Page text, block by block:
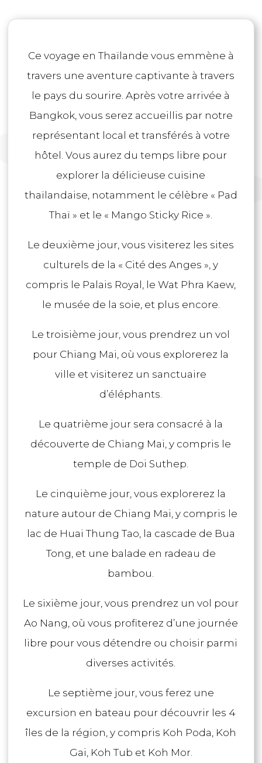
Ce voyage en Thaïlande vous emmène à
travers une aventure captivante à travers
le pays du sourire. Après votre arrivée à
Bangkok, vous serez accueillis par notre
représentant local et transférés à votre
hôtel. Vous aurez du temps libre pour
explorer la délicieuse cuisine
thaïlandaise, notamment le célèbre « Pad
Thaï » et le « Mango Sticky Rice ».
Le deuxième jour, vous visiterez les sites
culturels de la « Cité des Anges », y
compris le Palais Royal, le Wat Phra Kaew,
le musée de la soie, et plus encore.
Le troisième jour, vous prendrez un vol
pour Chiang Mai, où vous explorerez la
ville et visiterez un sanctuaire
d’éléphants.
Le quatrième jour sera consacré à la
découverte de Chiang Mai, y compris le
temple de Doi Suthep.
Le cinquième jour, vous explorerez la
nature autour de Chiang Mai, y compris le
lac de Huai Thung Tao, la cascade de Bua
Tong, et une balade en radeau de
bambou.
Le sixième jour, vous prendrez un vol pour
Ao Nang, où vous profiterez d’une journée
libre pour vous détendre ou choisir parmi
diverses activités.
Le septième jour, vous ferez une
excursion en bateau pour découvrir les 4
îles de la région, y compris Koh Poda, Koh
Gai, Koh Tub et Koh Mor.